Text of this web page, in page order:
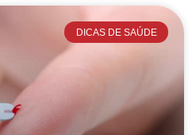
DICAS DE SAÚDE